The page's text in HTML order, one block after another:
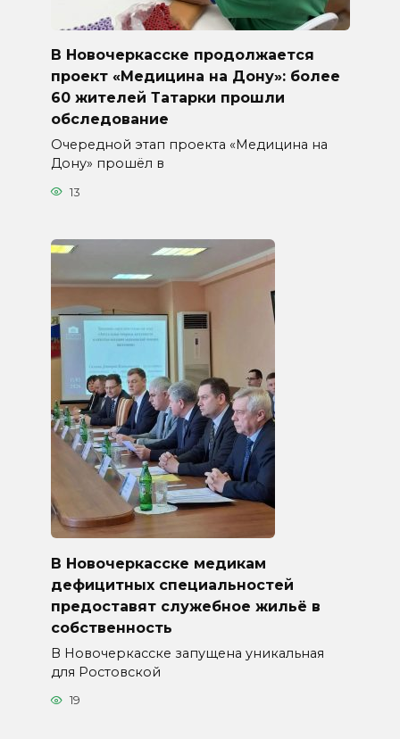
В Новочеркасске продолжается
проект «Медицина на Дону»: более
60 жителей Татарки прошли
обследование
Очередной этап проекта «Медицина на
Дону» прошёл в
13
В Новочеркасске медикам
дефицитных специальностей
предоставят служебное жильё в
собственность
В Новочеркасске запущена уникальная
для Ростовской
19